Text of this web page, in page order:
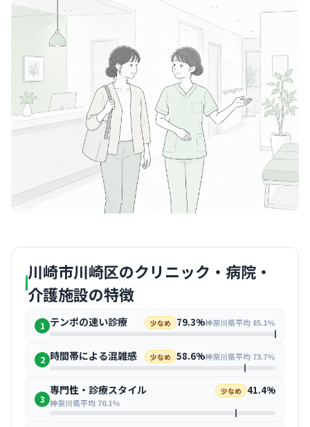
川崎市川崎区のクリニック・病院・
介護施設の特徴
1 テンポの速い診療 少なめ 79.3%神奈川県平均 85.1%
2 時間帯による混雑感 少なめ 58.6%神奈川県平均 73.7%
3
専門性・診療スタイル 少なめ 41.4%
神奈川県平均 70.1%